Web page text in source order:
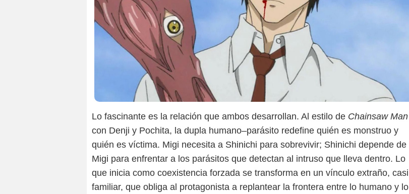
Lo fascinante es la relación que ambos desarrollan. Al estilo de Chainsaw Man
con Denji y Pochita, la dupla humano–parásito redefine quién es monstruo y
quién es víctima. Migi necesita a Shinichi para sobrevivir; Shinichi depende de
Migi para enfrentar a los parásitos que detectan al intruso que lleva dentro. Lo
que inicia como coexistencia forzada se transforma en un vínculo extraño, casi
familiar, que obliga al protagonista a replantear la frontera entre lo humano y lo
Netflix